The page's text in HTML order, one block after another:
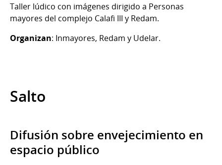
Taller lúdico con imágenes dirigido a Personas
mayores del complejo Calafi III y Redam.
Organizan: Inmayores, Redam y Udelar.
Salto
Difusión sobre envejecimiento en
espacio público